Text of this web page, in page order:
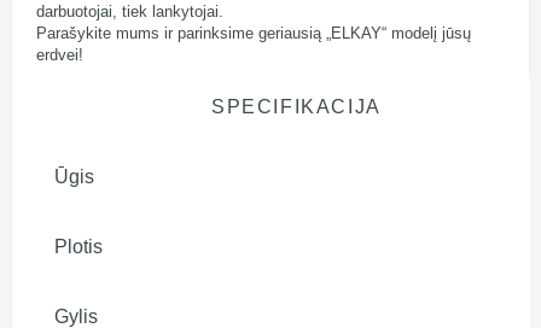
darbuotojai, tiek lankytojai.
Parašykite mums ir parinksime geriausią „ELKAY“ modelį jūsų
erdvei!
SPECIFIKACIJA
Ūgis
Plotis
Gylis